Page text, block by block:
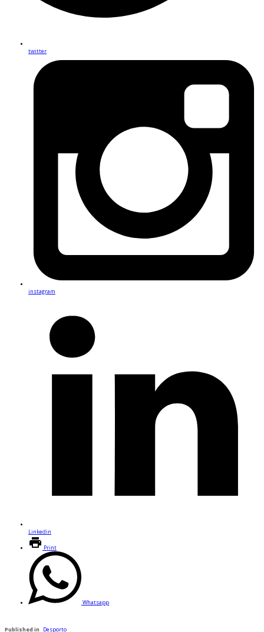
twitter
instagram
Linkedin
Print
Whatsapp
Published in Desporto